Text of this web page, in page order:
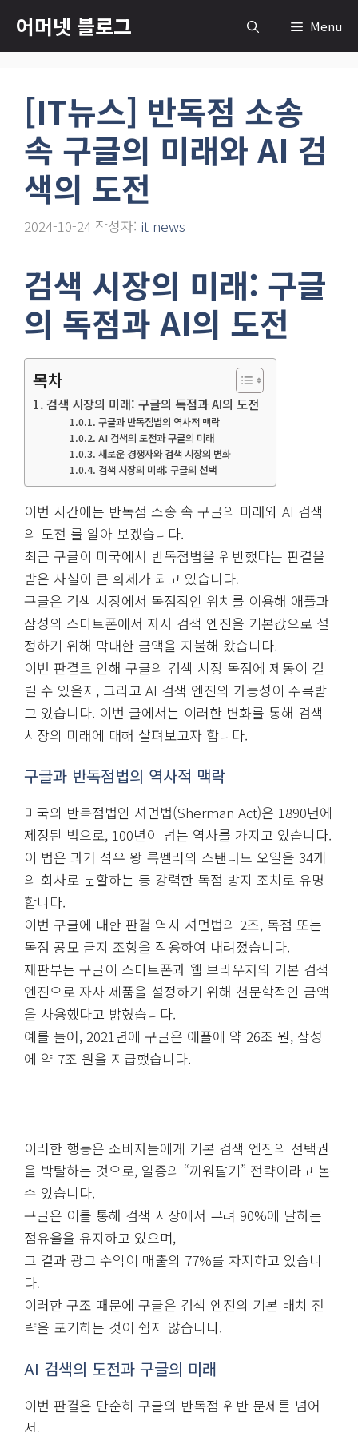
츠
어머넷 블로그 Menu
[IT뉴스] 반독점 소송
속 구글의 미래와 AI 검
색의 도전
2024-10-24 작성자: it news
검색 시장의 미래: 구글
의 독점과 AI의 도전
목차
검색 시장의 미래: 구글의 독점과 AI의 도전
구글과 반독점법의 역사적 맥락
AI 검색의 도전과 구글의 미래
새로운 경쟁자와 검색 시장의 변화
검색 시장의 미래: 구글의 선택
이번 시간에는 반독점 소송 속 구글의 미래와 AI 검색
의 도전 를 알아 보겠습니다.
최근 구글이 미국에서 반독점법을 위반했다는 판결을
받은 사실이 큰 화제가 되고 있습니다.
구글은 검색 시장에서 독점적인 위치를 이용해 애플과
삼성의 스마트폰에서 자사 검색 엔진을 기본값으로 설
정하기 위해 막대한 금액을 지불해 왔습니다.
이번 판결로 인해 구글의 검색 시장 독점에 제동이 걸
릴 수 있을지, 그리고 AI 검색 엔진의 가능성이 주목받
고 있습니다. 이번 글에서는 이러한 변화를 통해 검색
시장의 미래에 대해 살펴보고자 합니다.
구글과 반독점법의 역사적 맥락
미국의 반독점법인 셔먼법(Sherman Act)은 1890년에
제정된 법으로, 100년이 넘는 역사를 가지고 있습니다.
이 법은 과거 석유 왕 록펠러의 스탠더드 오일을 34개
의 회사로 분할하는 등 강력한 독점 방지 조치로 유명
합니다.
이번 구글에 대한 판결 역시 셔먼법의 2조, 독점 또는
독점 공모 금지 조항을 적용하여 내려졌습니다.
재판부는 구글이 스마트폰과 웹 브라우저의 기본 검색
엔진으로 자사 제품을 설정하기 위해 천문학적인 금액
을 사용했다고 밝혔습니다.
예를 들어, 2021년에 구글은 애플에 약 26조 원, 삼성
에 약 7조 원을 지급했습니다.
이러한 행동은 소비자들에게 기본 검색 엔진의 선택권
을 박탈하는 것으로, 일종의 “끼워팔기” 전략이라고 볼
수 있습니다.
구글은 이를 통해 검색 시장에서 무려 90%에 달하는
점유율을 유지하고 있으며,
그 결과 광고 수익이 매출의 77%를 차지하고 있습니
다.
이러한 구조 때문에 구글은 검색 엔진의 기본 배치 전
략을 포기하는 것이 쉽지 않습니다.
AI 검색의 도전과 구글의 미래
이번 판결은 단순히 구글의 반독점 위반 문제를 넘어
서,